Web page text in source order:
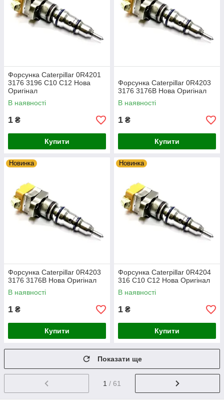
Форсунка Caterpillar 0R4201
3176 3196 C10 C12 Нова
Оригінал
В наявності
1 ₴
Купити
Форсунка Caterpillar 0R4203
3176 3176B Нова Оригінал
В наявності
1 ₴
Купити
Новинка
Форсунка Caterpillar 0R4203
3176 3176B Нова Оригінал
В наявності
1 ₴
Купити
Новинка
Форсунка Caterpillar 0R4204
316 C10 C12 Нова Оригінал
В наявності
1 ₴
Купити
Показати ще
1 / 61